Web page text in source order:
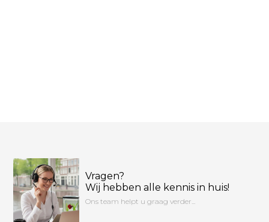
Vragen?
Wij hebben alle kennis in huis!
Ons team helpt u graag verder...